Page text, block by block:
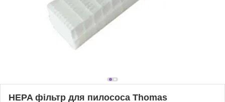
HEPA фільтр для пилососа Thomas